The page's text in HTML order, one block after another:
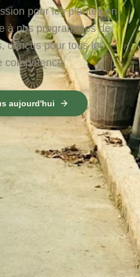
pour les plantes en
à nos programmes de
conçus pour tous les
compétence.
aujourd'hui